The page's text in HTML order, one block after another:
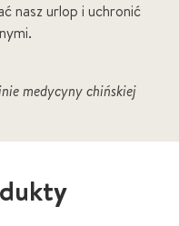
nasz urlop i uchronić
medycyny chińskiej